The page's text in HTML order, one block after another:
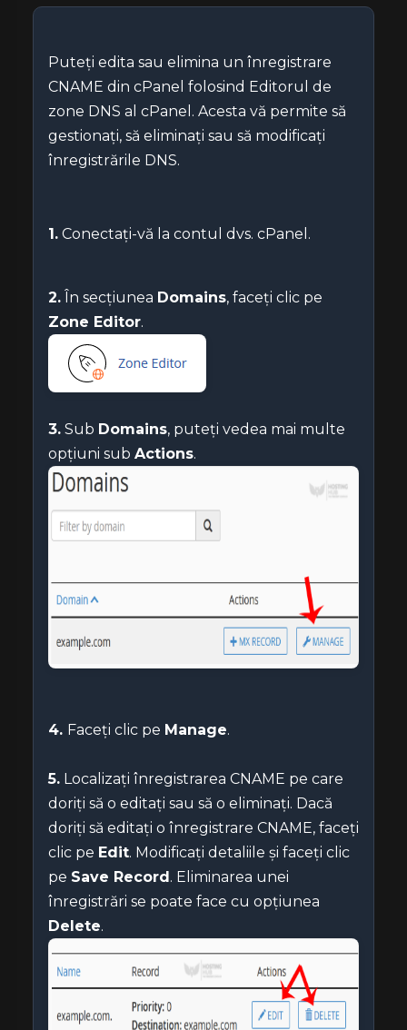
Puteți edita sau elimina un înregistrare
CNAME din cPanel folosind Editorul de
zone DNS al cPanel. Acesta vă permite să
gestionați, să eliminați sau să modificați
înregistrările DNS.
1. Conectați-vă la contul dvs. cPanel.
2. În secțiunea Domains, faceți clic pe
Zone Editor.
3. Sub Domains, puteți vedea mai multe
opțiuni sub Actions.
4. Faceți clic pe Manage.
5. Localizați înregistrarea CNAME pe care
doriți să o editați sau să o eliminați. Dacă
doriți să editați o înregistrare CNAME, faceți
clic pe Edit. Modificați detaliile și faceți clic
pe Save Record. Eliminarea unei
înregistrări se poate face cu opțiunea
Delete.